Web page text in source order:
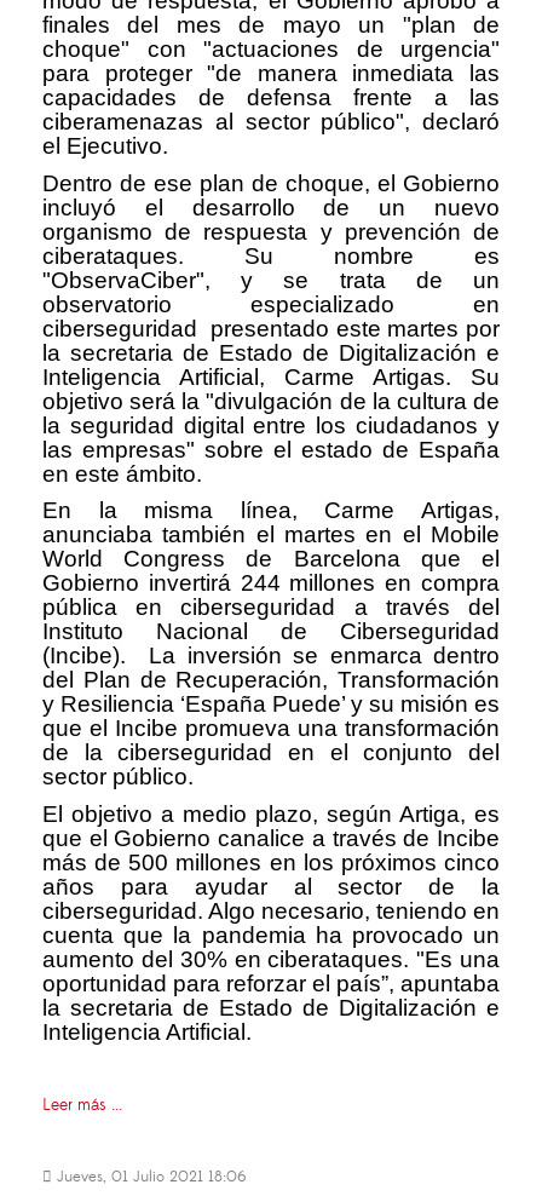
finales del mes de mayo un "plan de
choque" con "actuaciones de urgencia"
para proteger "de manera inmediata las
capacidades de defensa frente a las
ciberamenazas al sector público", declaró
el Ejecutivo.
Dentro de ese plan de choque, el Gobierno
incluyó el desarrollo de un nuevo
organismo de respuesta y prevención de
ciberataques. Su nombre es
"ObservaCiber", y se trata de un
observatorio especializado en
ciberseguridad presentado este martes por
la secretaria de Estado de Digitalización e
Inteligencia Artificial, Carme Artigas. Su
objetivo será la "divulgación de la cultura de
la seguridad digital entre los ciudadanos y
las empresas" sobre el estado de España
en este ámbito.
En la misma línea, Carme Artigas,
anunciaba también el martes en el Mobile
World Congress de Barcelona que el
Gobierno invertirá 244 millones en compra
pública en ciberseguridad a través del
Instituto Nacional de Ciberseguridad
(Incibe). La inversión se enmarca dentro
del Plan de Recuperación, Transformación
y Resiliencia ‘España Puede’ y su misión es
que el Incibe promueva una transformación
de la ciberseguridad en el conjunto del
sector público.
El objetivo a medio plazo, según Artiga, es
que el Gobierno canalice a través de Incibe
más de 500 millones en los próximos cinco
años para ayudar al sector de la
ciberseguridad. Algo necesario, teniendo en
cuenta que la pandemia ha provocado un
aumento del 30% en ciberataques. "Es una
oportunidad para reforzar el país”, apuntaba
la secretaria de Estado de Digitalización e
Inteligencia Artificial.
Leer más ...
Jueves, 01 Julio 2021 18:06